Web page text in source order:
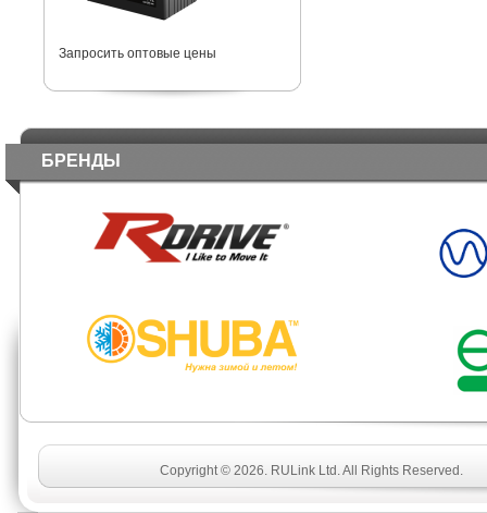
Запросить оптовые цены
БРЕНДЫ
Copyright © 2026. RULink Ltd. All Rights Reserved.